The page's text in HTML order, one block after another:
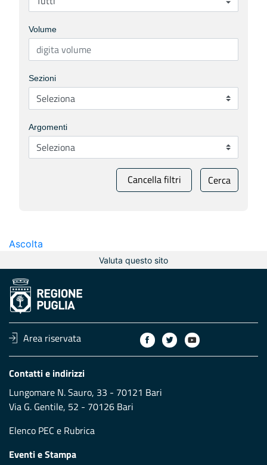
Volume
Sezioni
Argomenti
Cancella filtri Cerca
Ascolta
Valuta questo sito
Area riservata
Contatti e indirizzi
Lungomare N. Sauro, 33 - 70121 Bari
Via G. Gentile, 52 - 70126 Bari
Elenco PEC e Rubrica
Eventi e Stampa